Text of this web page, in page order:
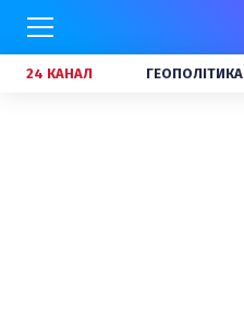
24 КАНАЛ ГЕОПОЛІТИКА